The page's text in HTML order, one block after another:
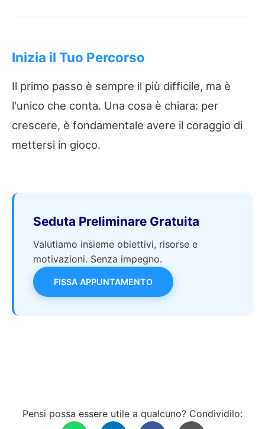
Inizia il Tuo Percorso
Il primo passo è sempre il più difficile, ma è
l'unico che conta. Una cosa è chiara: per
crescere, è fondamentale avere il coraggio di
mettersi in gioco.
Seduta Preliminare Gratuita
Valutiamo insieme obiettivi, risorse e
motivazioni. Senza impegno.
FISSA APPUNTAMENTO
Pensi possa essere utile a qualcuno? Condividilo: